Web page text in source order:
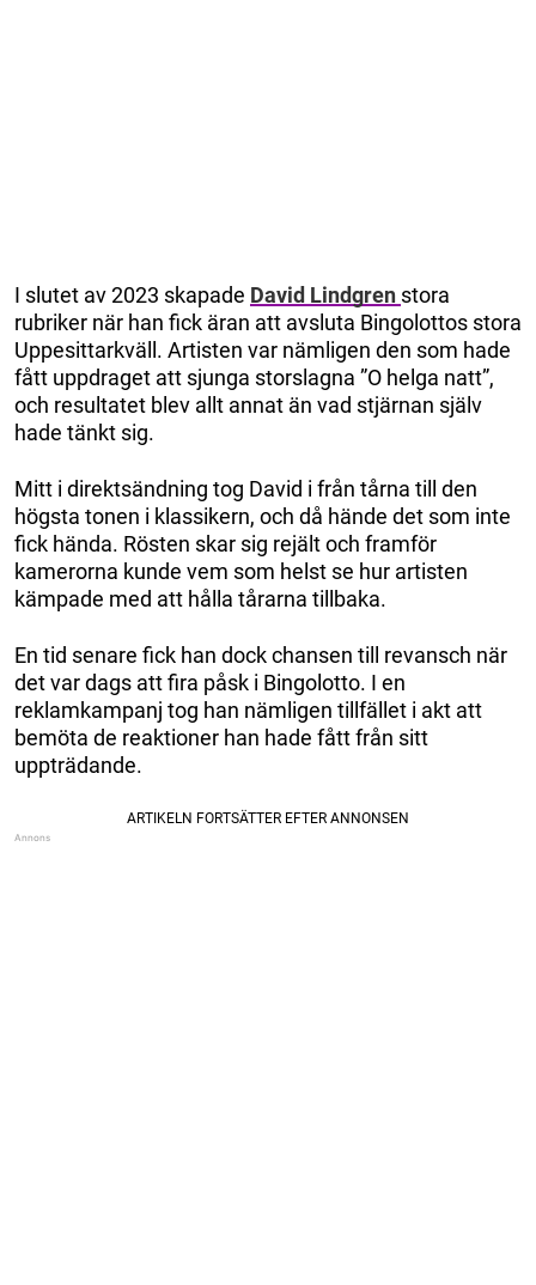
I slutet av 2023 skapade David Lindgren stora
rubriker när han fick äran att avsluta Bingolottos stora
Uppesittarkväll. Artisten var nämligen den som hade
fått uppdraget att sjunga storslagna ”O helga natt”,
och resultatet blev allt annat än vad stjärnan själv
hade tänkt sig.
Mitt i direktsändning tog David i från tårna till den
högsta tonen i klassikern, och då hände det som inte
fick hända. Rösten skar sig rejält och framför
kamerorna kunde vem som helst se hur artisten
kämpade med att hålla tårarna tillbaka.
En tid senare fick han dock chansen till revansch när
det var dags att fira påsk i Bingolotto. I en
reklamkampanj tog han nämligen tillfället i akt att
bemöta de reaktioner han hade fått från sitt
uppträdande.